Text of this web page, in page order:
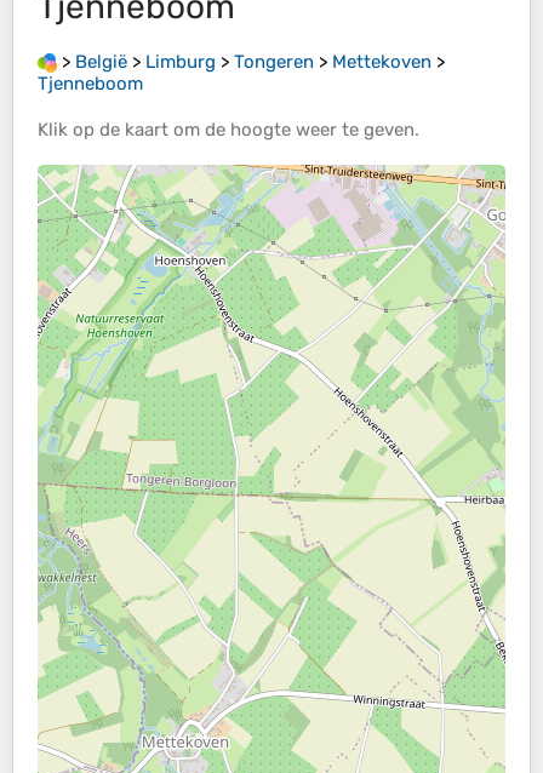
> België > Limburg > Tongeren > Mettekoven >
Tjenneboom
Klik op de kaart om de hoogte weer te geven.